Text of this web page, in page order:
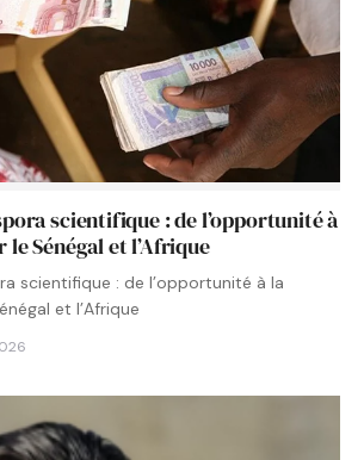
scientifique : de l’opportunité à
Sénégal et l’Afrique
scientifique : de l’opportunité à la
et l’Afrique